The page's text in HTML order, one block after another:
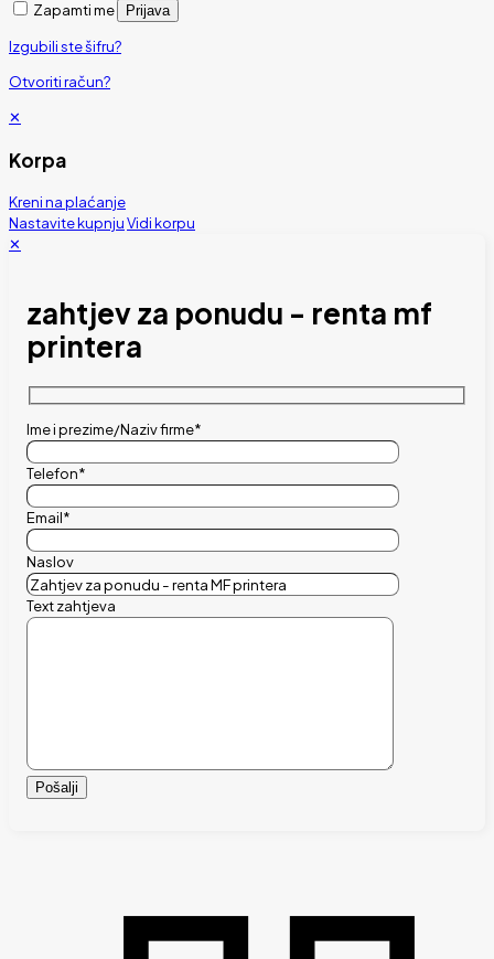
Zapamti me Prijava
Izgubili ste šifru?
Otvoriti račun?
✕
Korpa
Kreni na plaćanje
Nastavite kupnjuVidi korpu
✕
zahtjev za ponudu - renta mf
printera
Ime i prezime/Naziv firme*
Telefon*
Email*
Naslov
Text zahtjeva